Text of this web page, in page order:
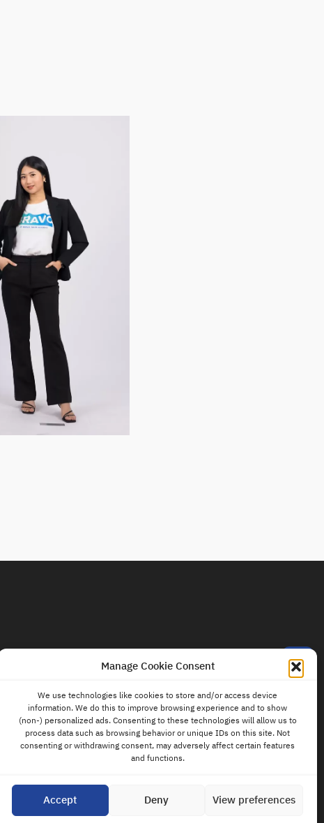
Manage Cookie Consent
We use technologies like cookies to store and/or access device
information. We do this to improve browsing experience and to show
(non-) personalized ads. Consenting to these technologies will allow us to
process data such as browsing behavior or unique IDs on this site. Not
consenting or withdrawing consent, may adversely affect certain features
and functions.
Accept Deny View preferences
contact
us